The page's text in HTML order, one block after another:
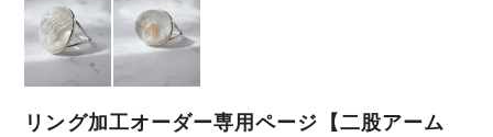
リング加工オーダー専用ページ【二股アーム